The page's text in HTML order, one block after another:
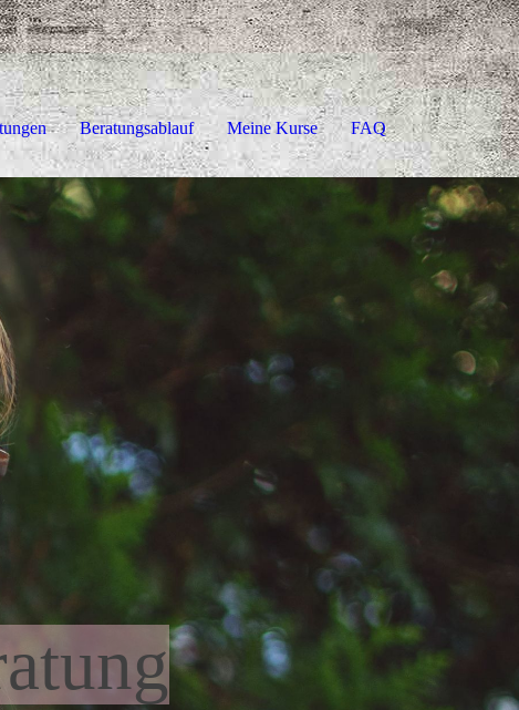
Beratungsablauf Meine Kurse FAQ